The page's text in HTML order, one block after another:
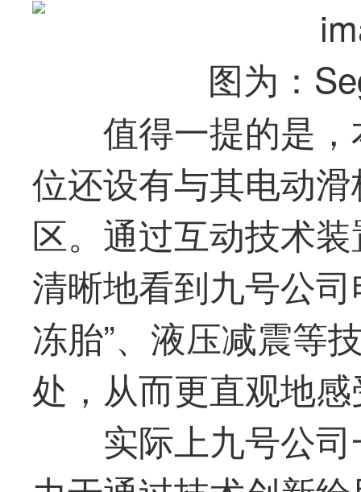
图为：
值得一提的是
位还设有与其电动
区。通过互动技术
清晰地看到九号公
冻胎”、液压减震等
处，从而更直观地
实际上九号公